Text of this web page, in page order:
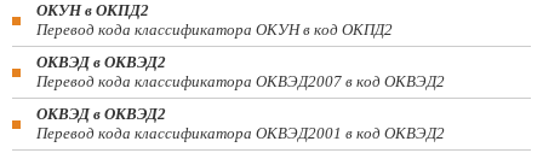
ОКУН в ОКПД2
Перевод кода классификатора ОКУН в код ОКПД2
ОКВЭД в ОКВЭД2
Перевод кода классификатора ОКВЭД2007 в код ОКВЭД2
ОКВЭД в ОКВЭД2
Перевод кода классификатора ОКВЭД2001 в код ОКВЭД2